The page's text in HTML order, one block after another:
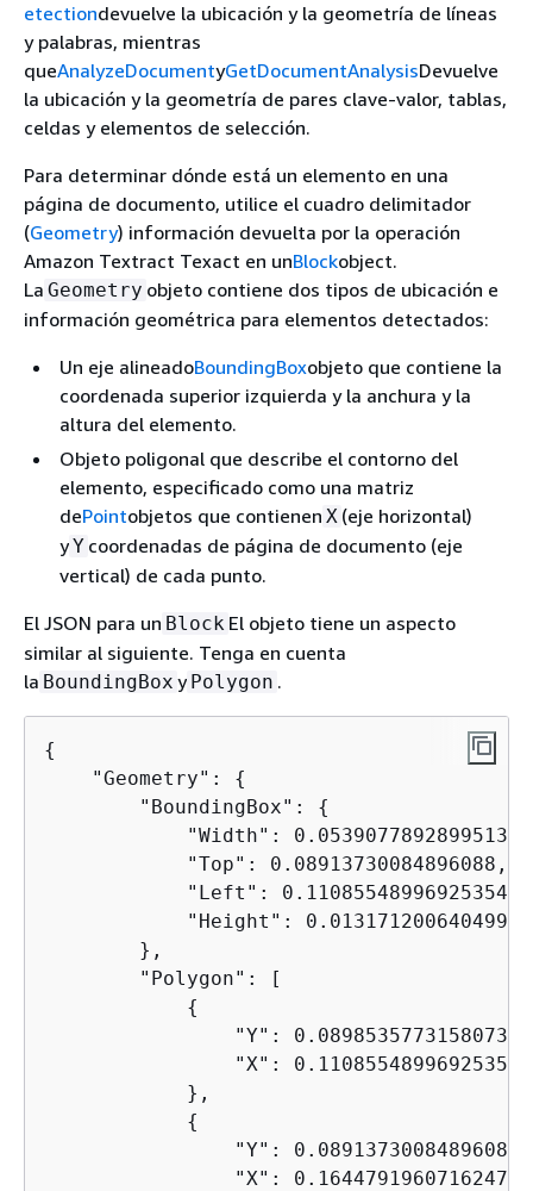
etectiondevuelve la ubicación y la geometría de líneas
y palabras, mientras
queAnalyzeDocumentyGetDocumentAnalysisDevuelve
la ubicación y la geometría de pares clave-valor, tablas,
celdas y elementos de selección.
Para determinar dónde está un elemento en una
página de documento, utilice el cuadro delimitador
(Geometry) información devuelta por la operación
Amazon Textract Texact en unBlockobject.
La Geometry objeto contiene dos tipos de ubicación e
información geométrica para elementos detectados:
Un eje alineadoBoundingBoxobjeto que contiene la
coordenada superior izquierda y la anchura y la
altura del elemento.
Objeto poligonal que describe el contorno del
elemento, especificado como una matriz
dePointobjetos que contienen X (eje horizontal)
yY coordenadas de página de documento (eje
vertical) de cada punto.
El JSON para un Block El objeto tiene un aspecto
similar al siguiente. Tenga en cuenta
la BoundingBox y Polygon .
{
    "Geometry":
{
        "BoundingBox":
{
"Width":
            "Top": 0.08913730084896088,
            "Left": 0.11085548996925354,
"Height":
        },
        "Polygon": [
{
"Y":
                "X": 0.11085548996925354
            },
{
"Y":
                "X": 0.16447919607162476